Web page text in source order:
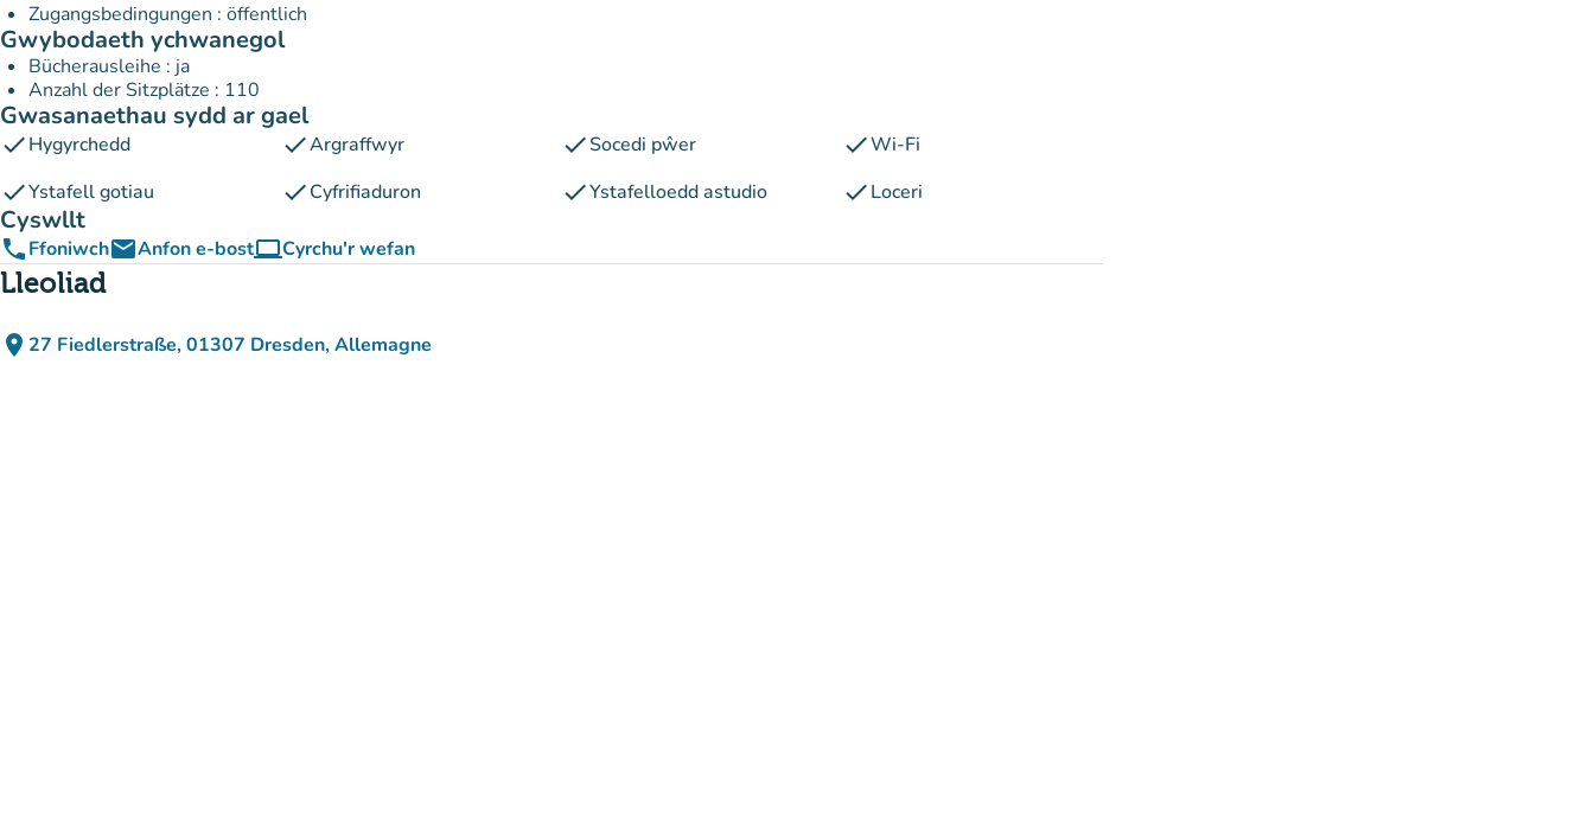
Zugangsbedingungen : öffentlich
Gwybodaeth ychwanegol
Bücherausleihe : ja
Anzahl der Sitzplätze : 110
Gwasanaethau sydd ar gael
checkHygyrchedd checkArgraffwyr checkSocedi pŵer checkWi-Fi
checkYstafell gotiau checkCyfrifiaduron checkYstafelloedd astudio checkLoceri
Cyswllt
phoneFfoniwchemailAnfon e-bostcomputerCyrchu'r wefan
(tab newydd)
Lleoliad
place 27 Fiedlerstraße, 01307 Dresden, Allemagne
(agor yn Google Maps)
(tab newydd)